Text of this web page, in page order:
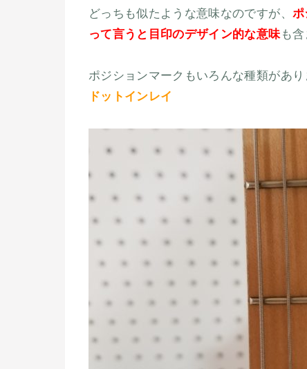
どっちも似たような意味なのですが、 ポ
って言うと目印のデザイン的な意味 も
ポジションマークもいろんな種類があり
ドットインレイ